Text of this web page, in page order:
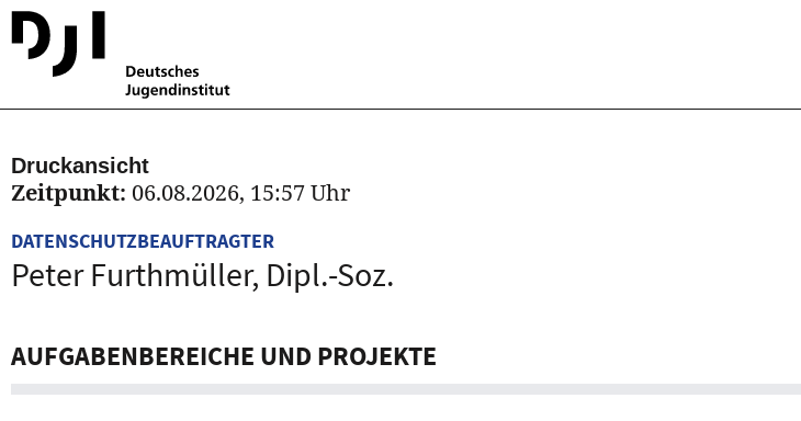
Druckansicht
Zeitpunkt: 06.08.2026, 15:57 Uhr
DATENSCHUTZBEAUFTRAGTER
Peter Furthmüller, Dipl.-Soz.
AUFGABENBEREICHE UND PROJEKTE